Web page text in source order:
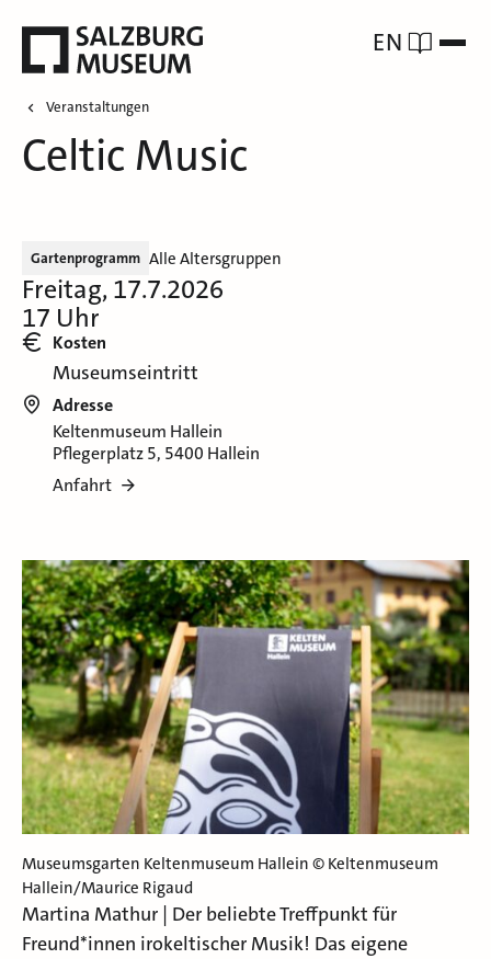
EN
Veranstaltungen
Celtic Music
Gartenprogramm Alle Altersgruppen
Freitag, 17.7.2026
17 Uhr
Kosten
Museumseintritt
Adresse
Keltenmuseum Hallein
Pflegerplatz 5, 5400 Hallein
Anfahrt
Museumsgarten Keltenmuseum Hallein © Keltenmuseum
Hallein/Maurice Rigaud
Martina Mathur | Der beliebte Treffpunkt für
Freund*innen irokeltischer Musik! Das eigene